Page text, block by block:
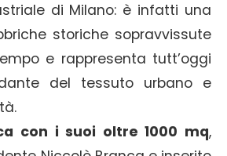
di Milano: è infatti una
storiche sopravvissute
e rappresenta tutt’oggi
del tessuto urbano e
con i suoi oltre 1000 mq,